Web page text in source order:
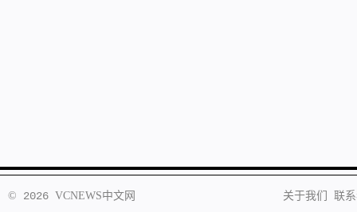
© 2026 VCNEWS中文网 关于我们 联